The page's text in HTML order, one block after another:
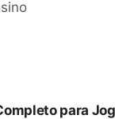
para